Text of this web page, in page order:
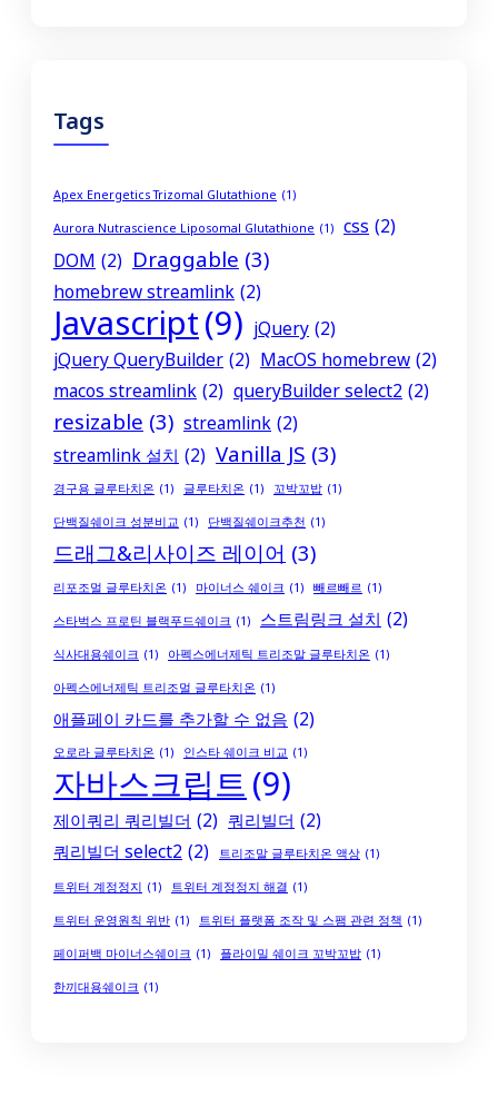
Tags
Apex Energetics Trizomal Glutathione (1)
Aurora Nutrascience Liposomal Glutathione (1) css (2)
DOM (2) Draggable (3)
homebrew streamlink (2)
Javascript(9) jQuery (2)
jQuery QueryBuilder (2) MacOS homebrew (2)
macos streamlink (2) queryBuilder select2 (2)
resizable (3) streamlink (2)
streamlink 설치 (2) Vanilla JS (3)
경구용 글루타치온 (1) 글루타치온 (1) 꼬박꼬밥 (1)
단백질쉐이크 성분비교 (1) 단백질쉐이크추천 (1)
드래그&리사이즈 레이어 (3)
리포조멀 글루타치온 (1) 마이너스 쉐이크 (1) 빼르빼르 (1)
스타벅스 프로틴 블랙푸드쉐이크 (1) 스트림링크 설치 (2)
식사대용쉐이크 (1) 아펙스에너제틱 트리조말 글루타치온 (1)
아펙스에너제틱 트리조멀 글루타치온 (1)
애플페이 카드를 추가할 수 없음 (2)
오로라 글루타치온 (1) 인스타 쉐이크 비교 (1)
자바스크립트 (9)
제이쿼리 쿼리빌더 (2) 쿼리빌더 (2)
쿼리빌더 select2 (2) 트리조말 글루타치온 액상 (1)
트위터 계정정지 (1) 트위터 계정정지 해결 (1)
트위터 운영원칙 위반 (1) 트위터 플랫폼 조작 및 스팸 관련 정책 (1)
페이퍼백 마이너스쉐이크 (1) 플라이밀 쉐이크 꼬박꼬밥 (1)
한끼대용쉐이크 (1)